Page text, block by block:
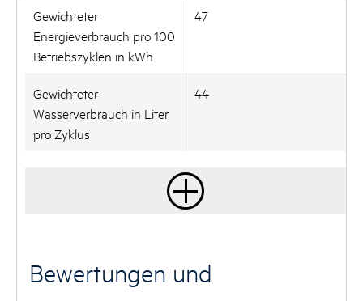
Gewichteter
Energieverbrauch pro 100
Betriebszyklen in kWh
47
Gewichteter
Wasserverbrauch in Liter
pro Zyklus
44
Bewertungen und